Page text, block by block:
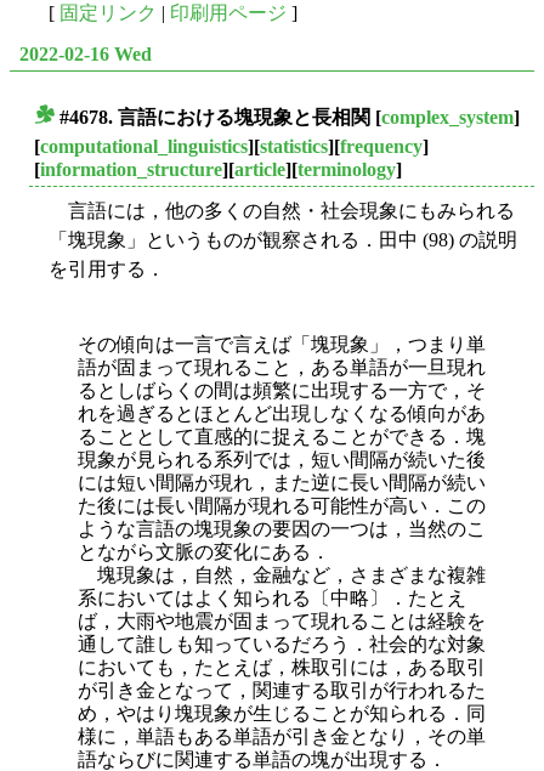
[ 固定リンク | 印刷用ページ ]
2022-02-16 Wed
#4678. 言語における塊現象と長相関 [complex_system]
[computational_linguistics][statistics][frequency]
[information_structure][article][terminology]
言語には，他の多くの自然・社会現象にもみられる
「塊現象」というものが観察される．田中 (98) の説明
を引用する．
その傾向は一言で言えば「塊現象」，つまり単
語が固まって現れること，ある単語が一旦現れ
るとしばらくの間は頻繁に出現する一方で，そ
れを過ぎるとほとんど出現しなくなる傾向があ
ることとして直感的に捉えることができる．塊
現象が見られる系列では，短い間隔が続いた後
には短い間隔が現れ，また逆に長い間隔が続い
た後には長い間隔が現れる可能性が高い．この
ような言語の塊現象の要因の一つは，当然のこ
とながら文脈の変化にある．
塊現象は，自然，金融など，さまざまな複雑
系においてはよく知られる〔中略〕．たとえ
ば，大雨や地震が固まって現れることは経験を
通して誰しも知っているだろう．社会的な対象
においても，たとえば，株取引には，ある取引
が引き金となって，関連する取引が行われるた
め，やはり塊現象が生じることが知られる．同
様に，単語もある単語が引き金となり，その単
語ならびに関連する単語の塊が出現する．